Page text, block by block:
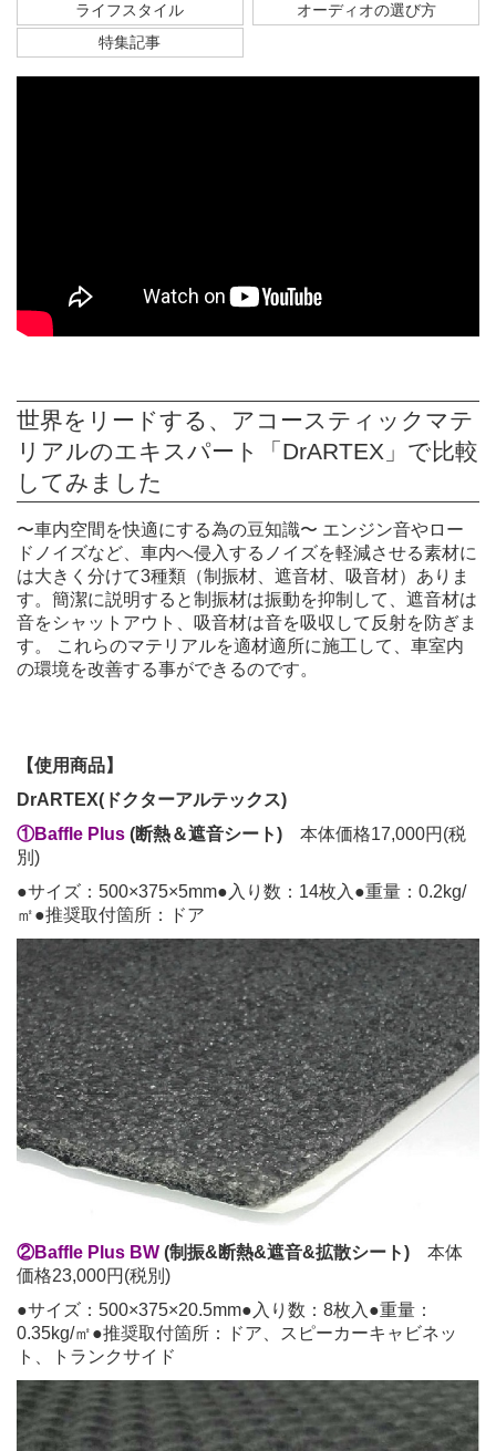
ライフスタイル
オーディオの選び方
特集記事
世界をリードする、アコースティックマテ
リアルのエキスパート「DrARTEX」で比較
してみました
〜車内空間を快適にする為の豆知識〜 エンジン音やロー
ドノイズなど、車内へ侵入するノイズを軽減させる素材に
は大きく分けて3種類（制振材、遮音材、吸音材）ありま
す。簡潔に説明すると制振材は振動を抑制して、遮音材は
音をシャットアウト、吸音材は音を吸収して反射を防ぎま
す。 これらのマテリアルを適材適所に施工して、車室内
の環境を改善する事ができるのです。
【使用商品】
DrARTEX(ドクターアルテックス)
①Baffle Plus (断熱＆遮音シート) 本体価格17,000円(税
別)
●サイズ：500×375×5mm●入り数：14枚入●重量：0.2kg/
㎡●推奨取付箇所：ドア
②Baffle Plus BW (制振&断熱&遮音&拡散シート) 本体
価格23,000円(税別)
●サイズ：500×375×20.5mm●入り数：8枚入●重量：
0.35kg/㎡●推奨取付箇所：ドア、スピーカーキャビネッ
ト、トランクサイド